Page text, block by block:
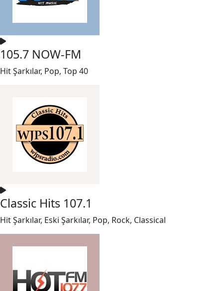
105.7 NOW-FM
Hit Şarkılar, Pop, Top 40
Classic Hits 107.1
Hit Şarkılar, Eski Şarkılar, Pop, Rock, Classical